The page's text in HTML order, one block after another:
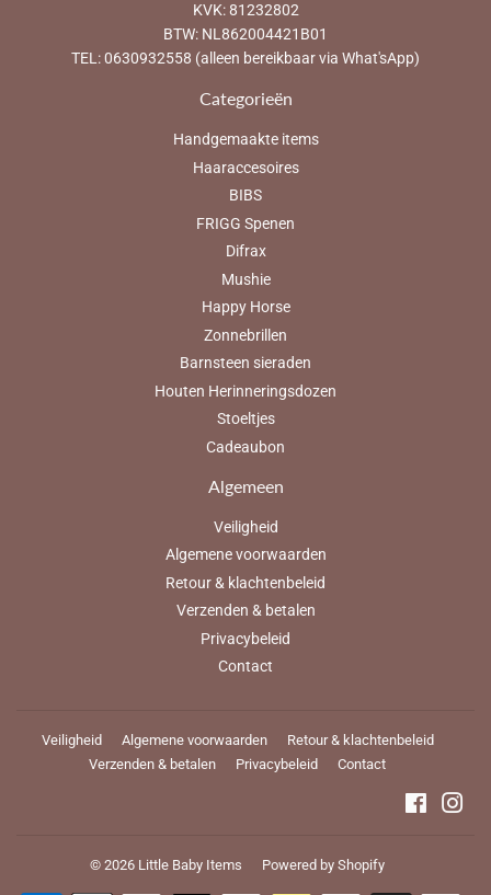
KVK: 81232802
BTW: NL862004421B01
TEL: 0630932558 (alleen bereikbaar via What'sApp)
Categorieën
Handgemaakte items
Haaraccesoires
BIBS
FRIGG Spenen
Difrax
Mushie
Happy Horse
Zonnebrillen
Barnsteen sieraden
Houten Herinneringsdozen
Stoeltjes
Cadeaubon
Algemeen
Veiligheid
Algemene voorwaarden
Retour & klachtenbeleid
Verzenden & betalen
Privacybeleid
Contact
Veiligheid Algemene voorwaarden
Retour & klachtenbeleid
Verzenden & betalen
Privacybeleid Contact
© 2026 Little Baby Items Powered by Shopify